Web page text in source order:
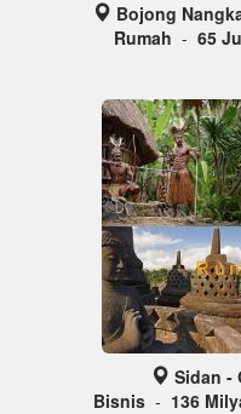
Bojong
Rumah - 65
Sidan -
Bisnis- 136